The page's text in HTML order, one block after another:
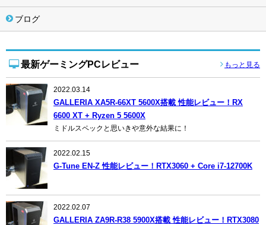
ブログ
最新ゲーミングPCレビュー もっと見る
2022.03.14
GALLERIA XA5R-66XT 5600X搭載 性能レビュー！RX
6600 XT + Ryzen 5 5600X
ミドルスペックと思いきや意外な結果に！
2022.02.15
G-Tune EN-Z 性能レビュー！RTX3060 + Core i7-12700K
2022.02.07
GALLERIA ZA9R-R38 5900X搭載 性能レビュー！RTX3080